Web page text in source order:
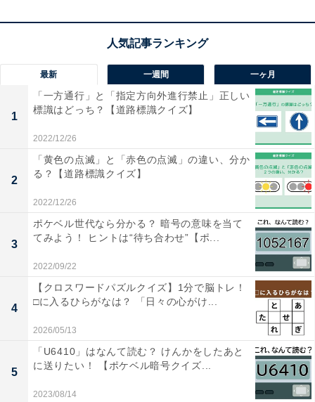
【アナグラムクイズ】「し え ひ つ か」を並び
替えると？ 1分以内で挑戦しよう
最新 一週間 一ヶ月
1
「一方通行」と「指定方向外進行禁止」正しい
標識はどっち？【道路標識クイズ】
2022/12/26
2
「黄色の点滅」と「赤色の点滅」の違い、分か
る？【道路標識クイズ】
2022/12/26
3
ポケベル世代なら分かる？ 暗号の意味を当て
てみよう！ ヒントは“待ち合わせ”【ポ...
2022/09/22
4
【クロスワードパズルクイズ】1分で脳トレ！
□に入るひらがなは？ 「日々の心がけ...
2026/05/13
5
「U6410」はなんて読む？ けんかをしたあと
に送りたい！ 【ポケベル暗号クイズ...
2023/08/14